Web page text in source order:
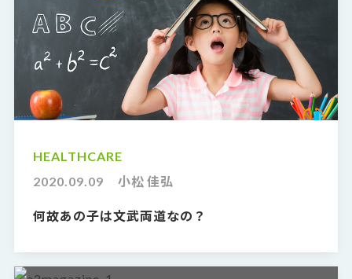
HEALTHCARE
2020.09.09
小松 佳弘
何故あの子は文武両道なの？